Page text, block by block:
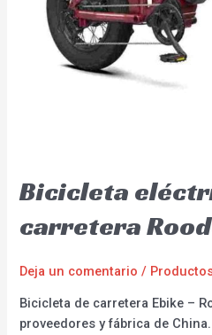
Bicicleta
carretera
Deja un comentario /
Bicicleta de carretera Ebike –
proveedores y fábrica de